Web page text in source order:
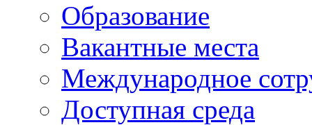
Образование
Вакантные места
Международное
Доступная среда